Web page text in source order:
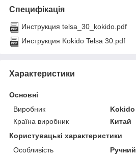
Специфікація
Инструкция telsa_30_kokido.pdf
Инструкция Kokido Telsa 30.pdf
Характеристики
Основні
Виробник
Kokido
Країна виробник
Китай
Користувацькі характеристики
Особливість
Ручний